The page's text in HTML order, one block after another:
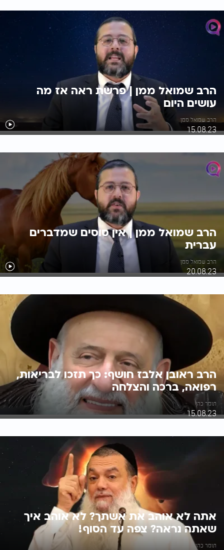
הרב שמואל ממן | פרשת ראה אז מה
עושים היום
הרב שמואל ממן
15.08.23
הרב שמואל ממן | אין סוסים שמדברים
עברית
הרב שמואל ממן
20.08.23
הרב ראובן אלבז חושף: כך תזכו לבריאות,
רפואה, ברכה והצלחה
תומר כהן
15.08.23
אתה לא אוהב את אשתך? לא אוהב איך
שאתה נראה? צפה עד הסוף!
תומר כהן